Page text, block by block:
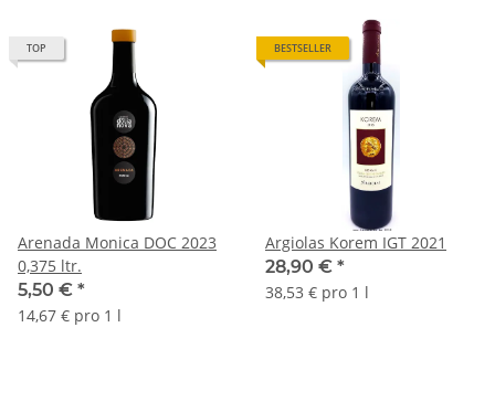
TOP
Arenada Monica DOC 2023
0,375 ltr.
5,50 € *
14,67 € pro 1 l
BESTSELLER
Argiolas Korem IGT 2021
28,90 € *
38,53 € pro 1 l